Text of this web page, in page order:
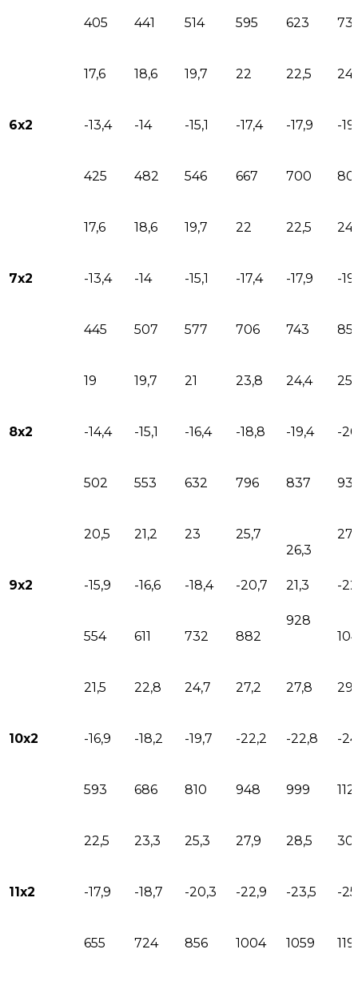
405 441 514 595 623
6х2
17,6 18,6 19,7 22 22,5 24
-13,4 -14 -15,1 -17,4 -17,9 -19
425 482 546 667 700
7х2
17,6 18,6 19,7 22 22,5 24
-13,4 -14 -15,1 -17,4 -17,9 -19
445 507 577 706 743
8х2
19 19,7 21 23,8 24,4
-14,4 -15,1 -16,4 -18,8 -19,4 -
502 553 632 796 837
9х2
20,5 21,2 23
25,7
26,3
21,3
928
-15,9 -16,6 -18,4 -20,7 -
554 611 732 882
10х2
21,5 22,8 24,7 27,2 27,8
-16,9 -18,2 -19,7 -22,2 -22,8 -
593 686 810 948 999
11х2
22,5 23,3 25,3 27,9 28,5
-17,9 -18,7 -20,3 -22,9 -23,5 -
655 724 856 1004 1059